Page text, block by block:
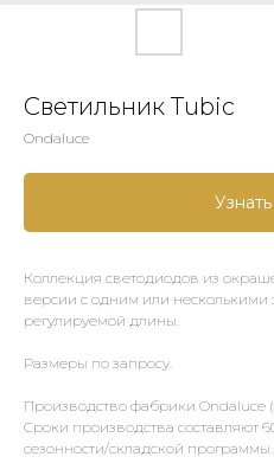
Светильник Tubic
Ondaluce
Коллекция светодиодов из
версии с одним или несколькими
регулируемой длины.
Размеры по запросу.
Производство фабрики Ondaluce
Сроки производства составляют
сезонности/складской программы.